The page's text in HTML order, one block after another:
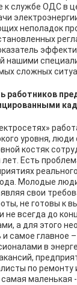
к службе ОДС в
неполадок
нашими
сложных
работников
уровня, люди
костяк
Есть
Молодые
свои
не готовы к
не всегда до
а для этого
самое главное
в
по ремонту
маленькая